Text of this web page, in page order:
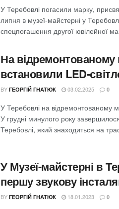
У Теребовлі погасили марку,
липня в музеї-майстерні у
спецпогашення другої ювілейної
На відремонтованому
встановили LED-
BY ГЕОРГІЙ ГНАТЮК 03.02.2025 0
У Теребовлі на відремонтованому
У грудні минулого року
Теребовлі, який знаходиться на
У Музеї-майстерні в
першу звукову
BY ГЕОРГІЙ ГНАТЮК 18.01.2023 0